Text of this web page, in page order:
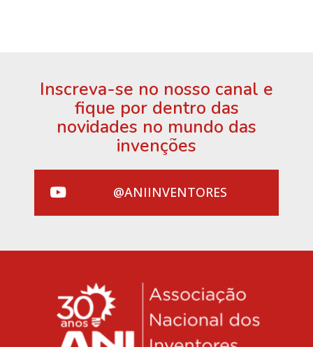
Inscreva-se no nosso canal e
fique por dentro das
novidades no mundo das
invenções
@ANIINVENTORES